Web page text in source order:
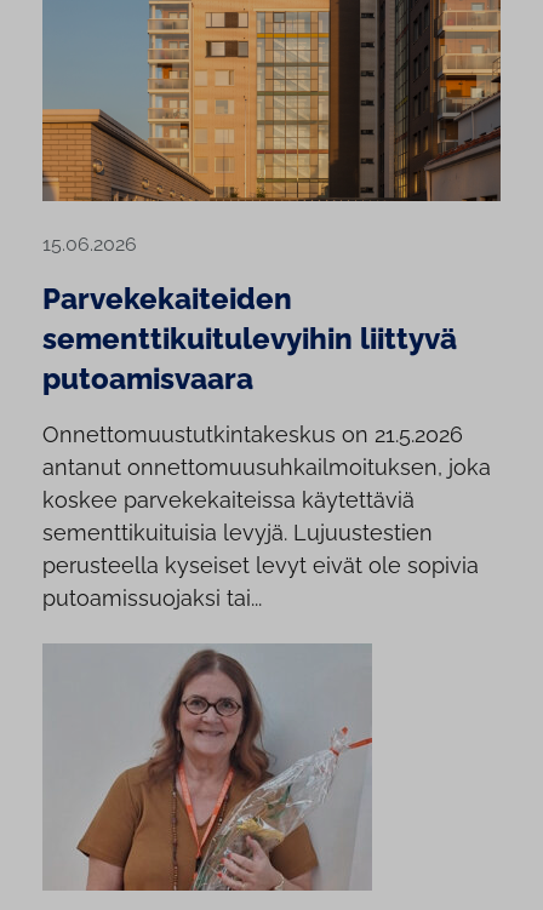
15.06.2026
Parvekekaiteiden
sementtikuitulevyihin liittyvä
putoamisvaara
Onnettomuustutkintakeskus on 21.5.2026
antanut onnettomuusuhkailmoituksen, joka
koskee parvekekaiteissa käytettäviä
sementtikuituisia levyjä. Lujuustestien
perusteella kyseiset levyt eivät ole sopivia
putoamissuojaksi tai...